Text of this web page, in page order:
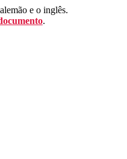
e o inglês.
.